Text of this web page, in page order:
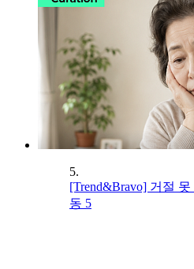
5.
[Trend&Bravo] 거절
동 5